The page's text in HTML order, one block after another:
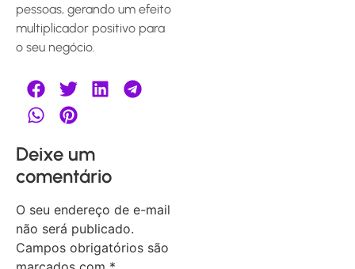
pessoas, gerando um efeito
multiplicador positivo para
o seu negócio.
Deixe um
comentário
O seu endereço de e-mail
não será publicado.
Campos obrigatórios são